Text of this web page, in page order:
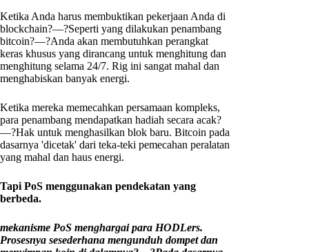
Ketika Anda harus membuktikan pekerjaan Anda di
blockchain?—?Seperti yang dilakukan penambang
bitcoin?—?Anda akan membutuhkan perangkat
keras khusus yang dirancang untuk menghitung dan
menghitung selama 24/7. Rig ini sangat mahal dan
menghabiskan banyak energi.
Ketika mereka memecahkan persamaan kompleks,
para penambang mendapatkan hadiah secara acak?
—?Hak untuk menghasilkan blok baru. Bitcoin pada
dasarnya 'dicetak' dari teka-teki pemecahan peralatan
yang mahal dan haus energi.
Tapi PoS menggunakan pendekatan yang
berbeda.
mekanisme PoS menghargai para HODLers.
Prosesnya sesederhana mengunduh dompet dan